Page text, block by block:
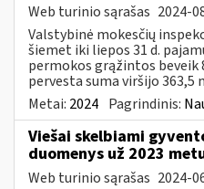
Web turinio sąrašas 2024-
Valstybinė mokesčių
šiemet iki liepos 31 d.
permokos grąžintos beveik
pervesta suma viršijo 363,5
Metai: 2024 Pagrindinis:
Viešai skelbiami
duomenys už 2023
Web turinio sąrašas 2024-